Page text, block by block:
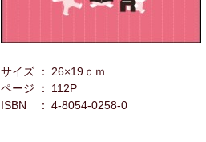
サイズ
26×19ｃｍ
ページ
112P
ISBN
4-8054-0258-0